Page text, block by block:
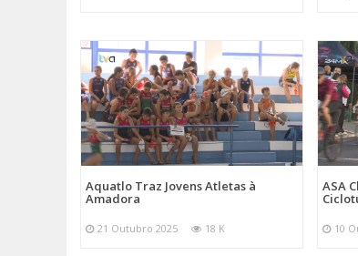
Aquatlo Traz Jovens Atletas à
Amadora
21 Outubro 2025 18 K
ASA
10